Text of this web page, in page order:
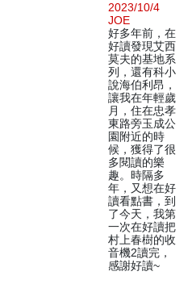
2023/10/4
JOE
好多年前，在
好讀發現艾西
莫夫的基地系
列，還有科小
說海伯利昂，
讓我在年輕歲
月，住在忠孝
東路旁玉成公
園附近的時
候，獲得了很
多閱讀的樂
趣。時隔多
年，又想在好
讀看點書，到
了今天，我第
一次在好讀把
村上春樹的收
音機2讀完，
感謝好讀~